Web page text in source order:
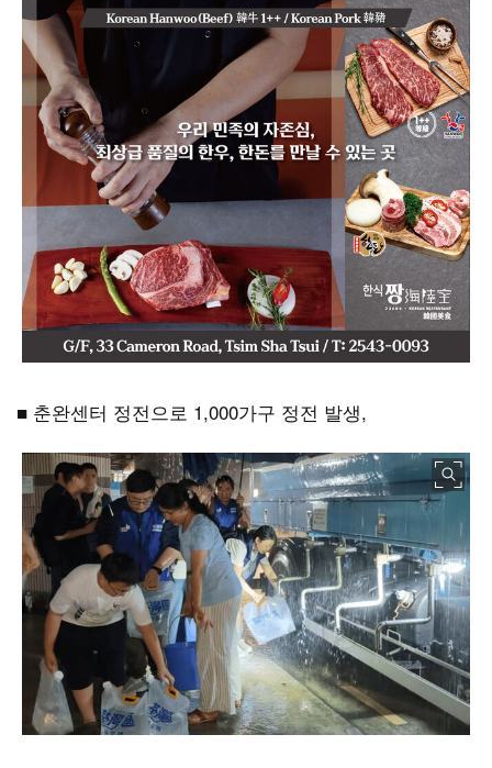
■ 춘완센터 정전으로 1,000가구 정전 발생,